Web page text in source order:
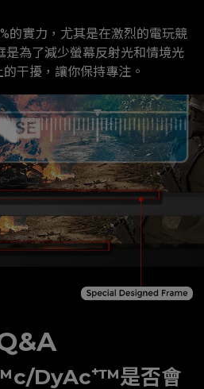
的實力，尤其是在激烈的電玩競
是為了減少螢幕反射光和情境光
干擾，讓你保持專注。
DyAc⁺™是否會